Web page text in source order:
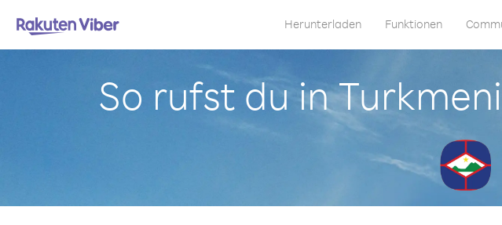
Herunterladen Funktionen
So rufst du in